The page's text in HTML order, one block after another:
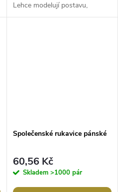
Lehce modelují postavu,
zabraňují vzniku odřenin. Jsou
Společenské rukavice pánské
60,56 Kč
Skladem >1000 pár